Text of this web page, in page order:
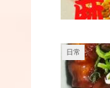
日常